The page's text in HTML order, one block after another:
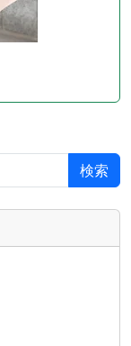
検索